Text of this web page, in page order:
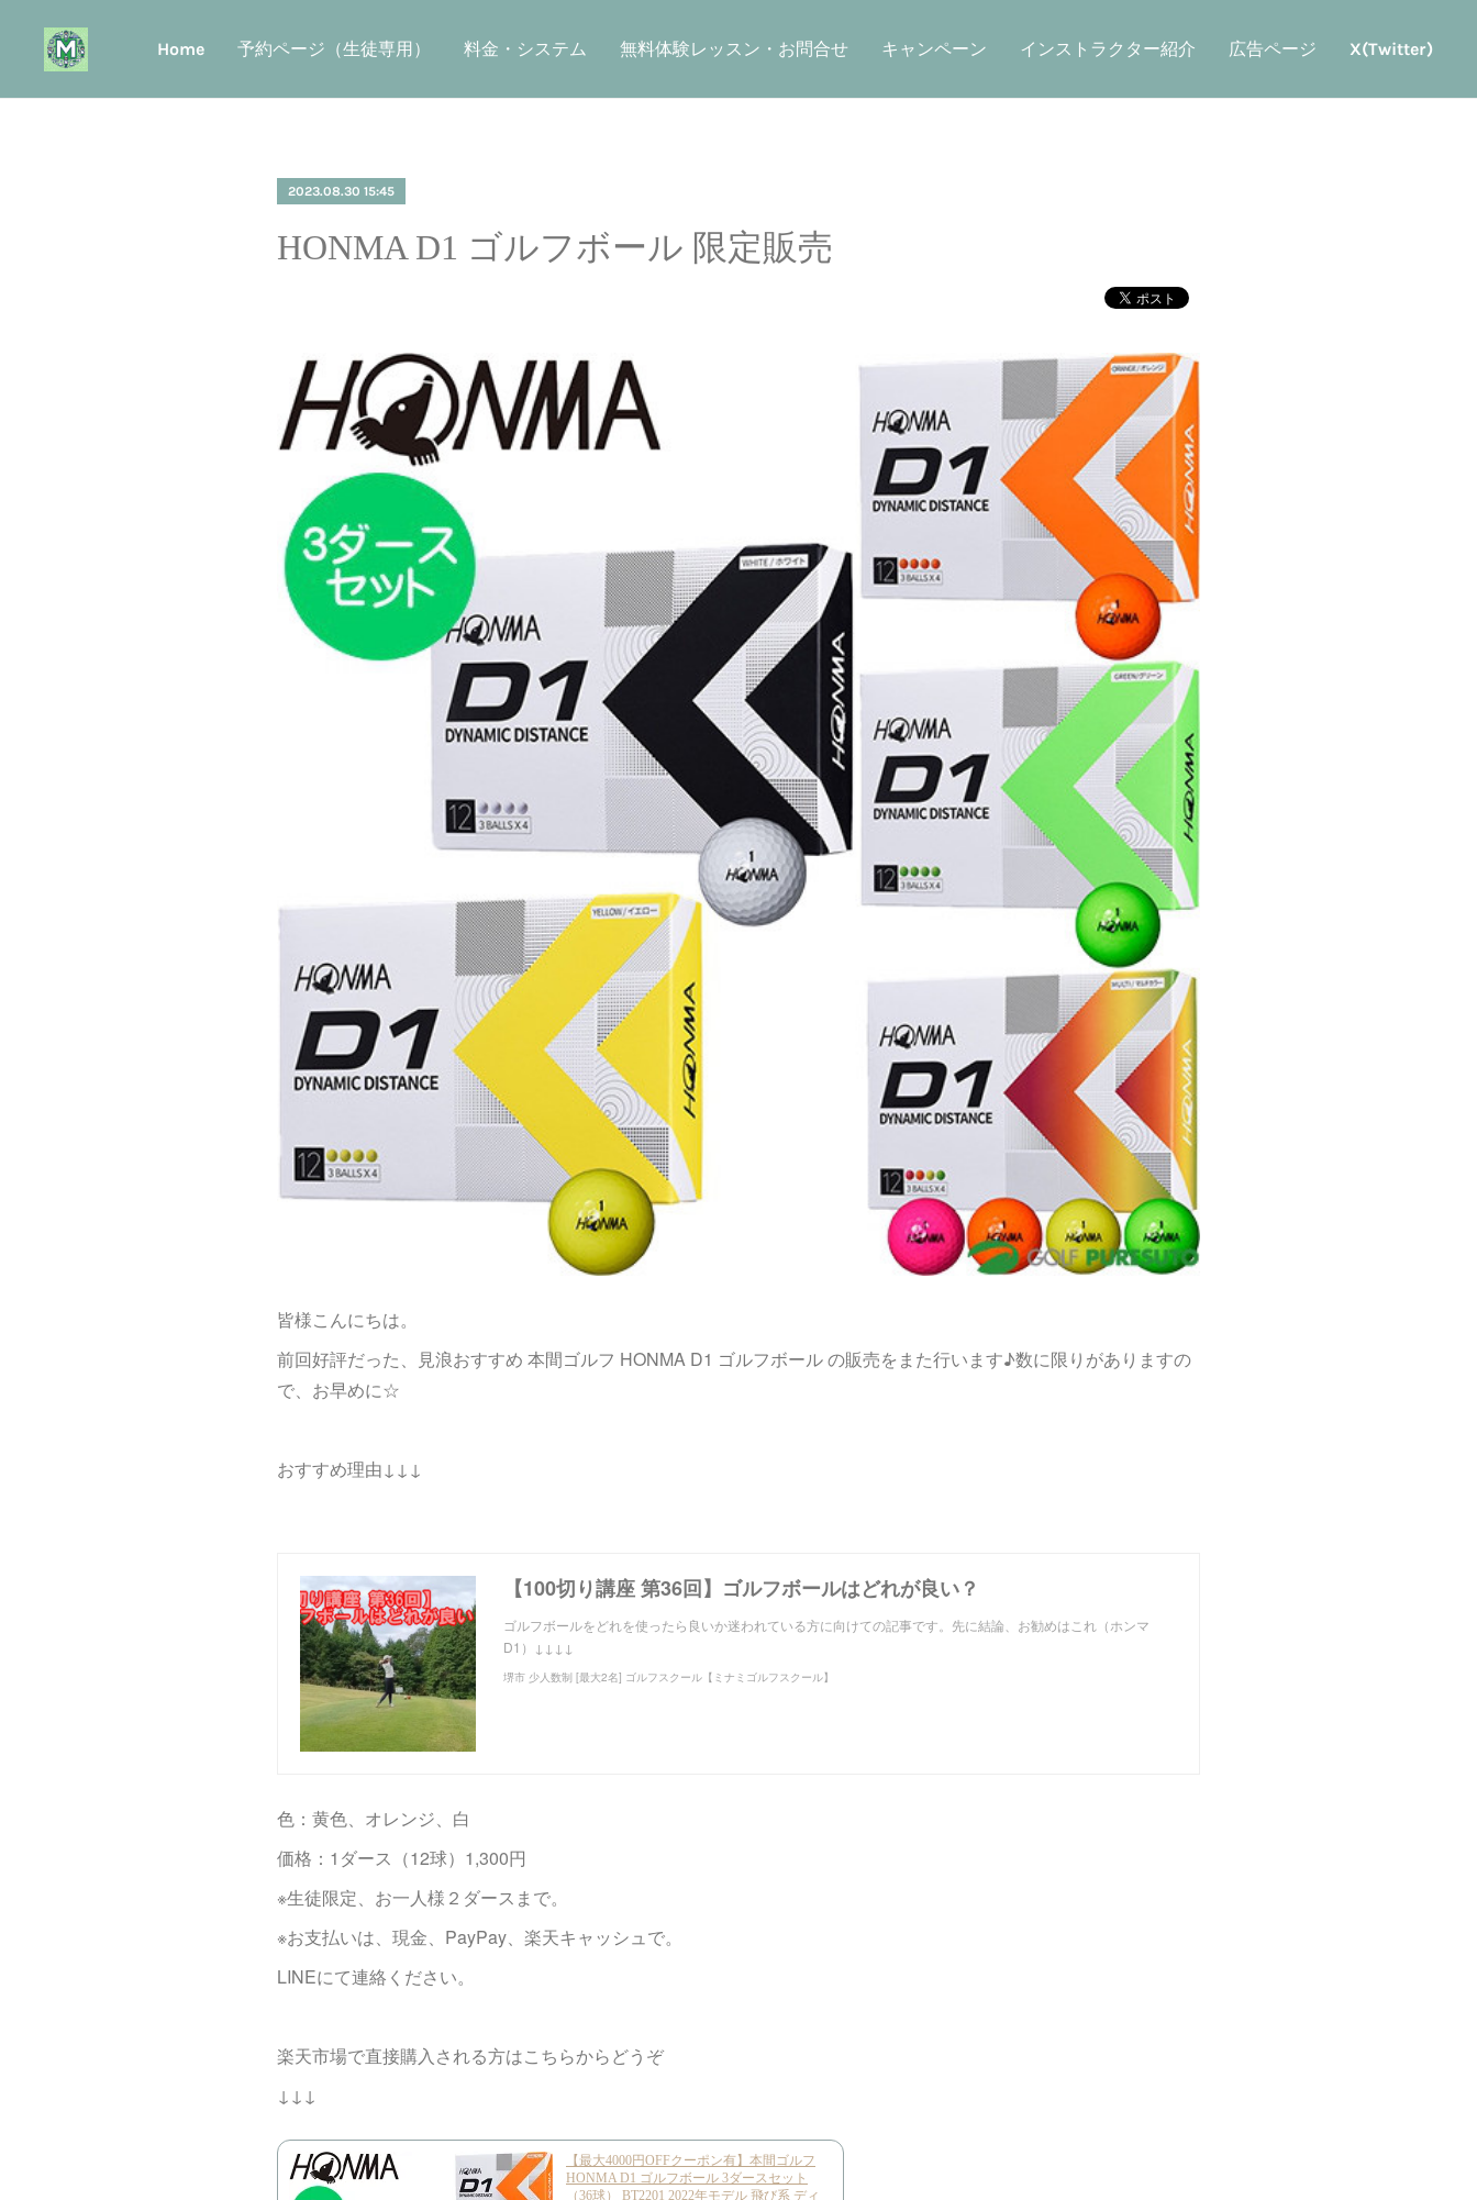
Home 予約ページ（生徒専用） 料金・システム 無料体験レッスン・お問合せ キャンペーン インストラクター紹介 広告ページ X(Twitter)
2023.08.30 15:45
HONMA D1 ゴルフボール 限定販売
皆様こんにちは。
前回好評だった、見浪おすすめ 本間ゴルフ HONMA D1 ゴルフボール の販売をまた行います♪数に限りがありますの
で、お早めに☆
おすすめ理由↓↓↓
【100切り講座 第36回】ゴルフボールはどれが良い？
ゴルフボールをどれを使ったら良いか迷われている方に向けての記事です。先に結論、お勧めはこれ（ホンマ
D1）↓↓↓↓
堺市 少人数制 [最大2名] ゴルフスクール【ミナミゴルフスクール】
色：黄色、オレンジ、白
価格：1ダース（12球）1,300円
※生徒限定、お一人様２ダースまで。
※お支払いは、現金、PayPay、楽天キャッシュで。
LINEにて連絡ください。
楽天市場で直接購入される方はこちらからどうぞ
↓↓↓